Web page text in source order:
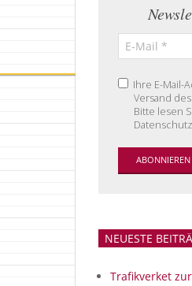
Ihre E-Mail-
Versand
Bitte lesen
NEUESTE
Trafikverket